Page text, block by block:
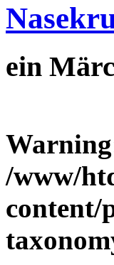
ein
Warning
/www/
content/